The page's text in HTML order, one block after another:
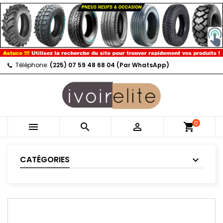
Téléphone: (225) 07 59 48 68 04 (Par WhatsApp)
   shopping_cart0
CATÉGORIES